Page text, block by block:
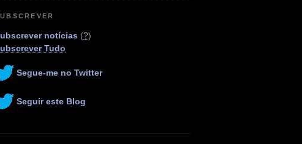
notícias (?)
Tudo
Segue-me no Twitter
Seguir este Blog